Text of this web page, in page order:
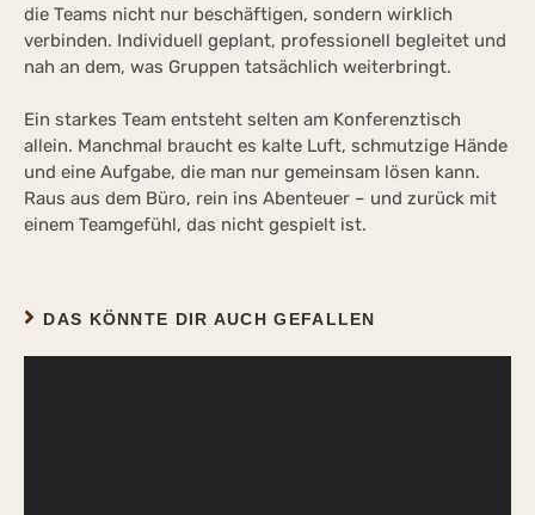
die Teams nicht nur beschäftigen, sondern wirklich
verbinden. Individuell geplant, professionell begleitet und
nah an dem, was Gruppen tatsächlich weiterbringt.
Ein starkes Team entsteht selten am Konferenztisch
allein. Manchmal braucht es kalte Luft, schmutzige Hände
und eine Aufgabe, die man nur gemeinsam lösen kann.
Raus aus dem Büro, rein ins Abenteuer – und zurück mit
einem Teamgefühl, das nicht gespielt ist.
DAS KÖNNTE DIR AUCH GEFALLEN